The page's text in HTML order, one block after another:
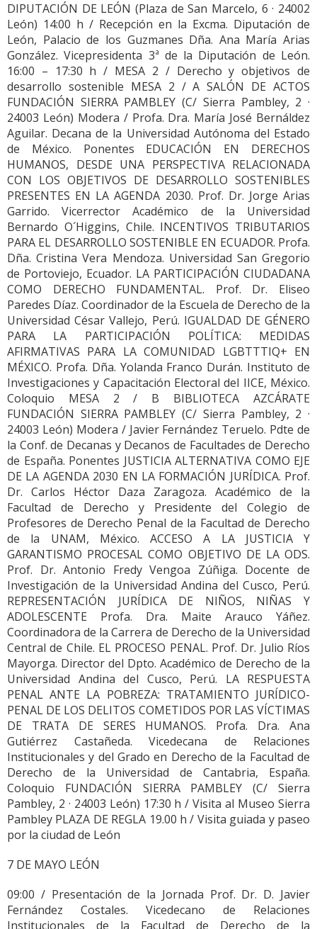
DIPUTACIÓN DE LEÓN (Plaza de San Marcelo, 6 · 24002
León) 14:00 h / Recepción en la Excma. Diputación de
León, Palacio de los Guzmanes Dña. Ana María Arias
González. Vicepresidenta 3ª de la Diputación de León.
16:00 – 17:30 h / MESA 2 / Derecho y objetivos de
desarrollo sostenible MESA 2 / A SALÓN DE ACTOS
FUNDACIÓN SIERRA PAMBLEY (C/ Sierra Pambley, 2 ·
24003 León) Modera / Profa. Dra. María José Bernáldez
Aguilar. Decana de la Universidad Autónoma del Estado
de México. Ponentes EDUCACIÓN EN DERECHOS
HUMANOS, DESDE UNA PERSPECTIVA RELACIONADA
CON LOS OBJETIVOS DE DESARROLLO SOSTENIBLES
PRESENTES EN LA AGENDA 2030. Prof. Dr. Jorge Arias
Garrido. Vicerrector Académico de la Universidad
Bernardo O´Higgins, Chile. INCENTIVOS TRIBUTARIOS
PARA EL DESARROLLO SOSTENIBLE EN ECUADOR. Profa.
Dña. Cristina Vera Mendoza. Universidad San Gregorio
de Portoviejo, Ecuador. LA PARTICIPACIÓN CIUDADANA
COMO DERECHO FUNDAMENTAL. Prof. Dr. Eliseo
Paredes Díaz. Coordinador de la Escuela de Derecho de la
Universidad César Vallejo, Perú. IGUALDAD DE GÉNERO
PARA LA PARTICIPACIÓN POLÍTICA: MEDIDAS
AFIRMATIVAS PARA LA COMUNIDAD LGBTTTIQ+ EN
MÉXICO. Profa. Dña. Yolanda Franco Durán. Instituto de
Investigaciones y Capacitación Electoral del IICE, México.
Coloquio MESA 2 / B BIBLIOTECA AZCÁRATE
FUNDACIÓN SIERRA PAMBLEY (C/ Sierra Pambley, 2 ·
24003 León) Modera / Javier Fernández Teruelo. Pdte de
la Conf. de Decanas y Decanos de Facultades de Derecho
de España. Ponentes JUSTICIA ALTERNATIVA COMO EJE
DE LA AGENDA 2030 EN LA FORMACIÓN JURÍDICA. Prof.
Dr. Carlos Héctor Daza Zaragoza. Académico de la
Facultad de Derecho y Presidente del Colegio de
Profesores de Derecho Penal de la Facultad de Derecho
de la UNAM, México. ACCESO A LA JUSTICIA Y
GARANTISMO PROCESAL COMO OBJETIVO DE LA ODS.
Prof. Dr. Antonio Fredy Vengoa Zúñiga. Docente de
Investigación de la Universidad Andina del Cusco, Perú.
REPRESENTACIÓN JURÍDICA DE NIÑOS, NIÑAS Y
ADOLESCENTE Profa. Dra. Maite Arauco Yáñez.
Coordinadora de la Carrera de Derecho de la Universidad
Central de Chile. EL PROCESO PENAL. Prof. Dr. Julio Ríos
Mayorga. Director del Dpto. Académico de Derecho de la
Universidad Andina del Cusco, Perú. LA RESPUESTA
PENAL ANTE LA POBREZA: TRATAMIENTO JURÍDICO-
PENAL DE LOS DELITOS COMETIDOS POR LAS VÍCTIMAS
DE TRATA DE SERES HUMANOS. Profa. Dra. Ana
Gutiérrez Castañeda. Vicedecana de Relaciones
Institucionales y del Grado en Derecho de la Facultad de
Derecho de la Universidad de Cantabria, España.
Coloquio FUNDACIÓN SIERRA PAMBLEY (C/ Sierra
Pambley, 2 · 24003 León) 17:30 h / Visita al Museo Sierra
Pambley PLAZA DE REGLA 19.00 h / Visita guiada y paseo
por la ciudad de León
7 DE MAYO LEÓN
09:00 / Presentación de la Jornada Prof. Dr. D. Javier
Fernández Costales. Vicedecano de Relaciones
Institucionales de la Facultad de Derecho de la